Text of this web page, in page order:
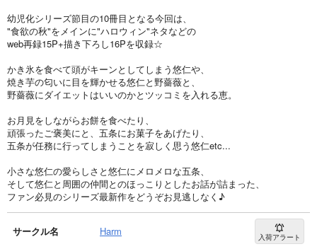
幼児化シリーズ節目の10冊目となる今回は、
"食欲の秋"をメインに"ハロウィン"ネタなどの
web再録15P+描き下ろし16Pを収録☆
かき氷を食べて頭がキーンとしてしまう悠仁や、
焼き芋の匂いに目を輝かせる悠仁と野薔薇と、
野薔薇にダイエットはいいのかとツッコミを入れる恵。
お月見をしながらお餅を食べたり、
頑張ったご褒美にと、五条にお菓子をあげたり、
五条が任務に行ってしまうことを寂しく思う悠仁etc...
小さな悠仁の愛らしさと悠仁にメロメロな五条、
そして悠仁と周囲の仲間とのほっこりとしたお話が詰まった、
ファン必見のシリーズ最新作をどうぞお見逃しなく♪
サークル名 Harm 入荷アラート